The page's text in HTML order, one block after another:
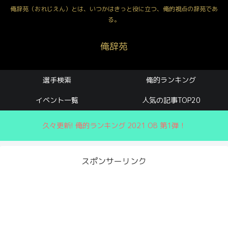
俺辞苑（おれじえん）とは、いつかはきっと役に立つ、俺的視点の辞苑であ
る。
俺辞苑
選手検索 俺的ランキング
イベント一覧 人気の記事TOP20
久々更新! 俺的ランキング 2021 OB 第1弾！
スポンサーリンク